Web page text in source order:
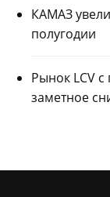
КАМАЗ
полугодии
Рынок LCV
заметное